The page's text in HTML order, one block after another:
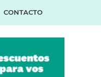
CONTACTO